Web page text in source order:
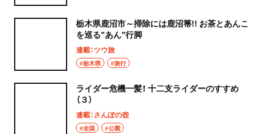
栃木県鹿沼市～掃除には鹿沼箒!! お茶とあんこ
を巡る”あん”行脚
連載：ツウ旅
#栃木県 #旅行
ライダー危機一髪！ 十二支ライダーのすすめ
（３）
連載：さんぽの壺
#全国 #公園